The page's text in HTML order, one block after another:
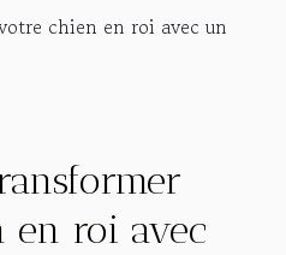
chien en roi avec un
en roi avec